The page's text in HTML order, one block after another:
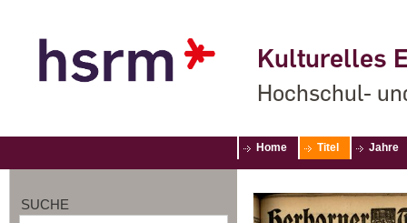
Kulturelles
Hochschul-
Home Titel Jahre
SUCHE